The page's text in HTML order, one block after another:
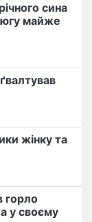
сина
майже
жінку та
горло
у своєму